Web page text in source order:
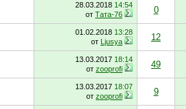
28.03.2018 14:54
от Тата-76 0
01.02.2018 13:28
от Ljusya 12
13.03.2017 18:14
от zooprofi 49
13.03.2017 18:07
от zooprofi 9